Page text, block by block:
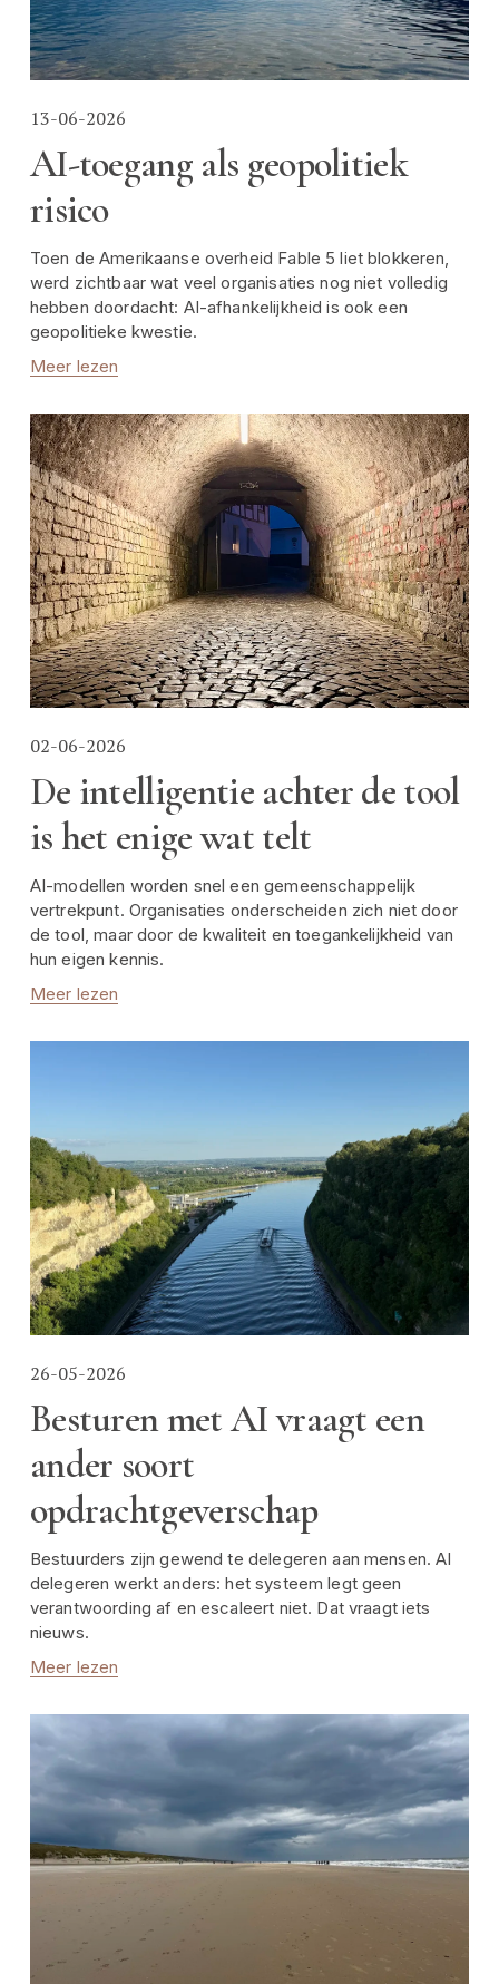
13-06-2026
AI-toegang als geopolitiek
risico
Toen de Amerikaanse overheid Fable 5 liet blokkeren,
werd zichtbaar wat veel organisaties nog niet volledig
hebben doordacht: AI-afhankelijkheid is ook een
geopolitieke kwestie.
Meer lezen
02-06-2026
De intelligentie achter de tool
is het enige wat telt
AI-modellen worden snel een gemeenschappelijk
vertrekpunt. Organisaties onderscheiden zich niet door
de tool, maar door de kwaliteit en toegankelijkheid van
hun eigen kennis.
Meer lezen
26-05-2026
Besturen met AI vraagt een
ander soort
opdrachtgeverschap
Bestuurders zijn gewend te delegeren aan mensen. AI
delegeren werkt anders: het systeem legt geen
verantwoording af en escaleert niet. Dat vraagt iets
nieuws.
Meer lezen